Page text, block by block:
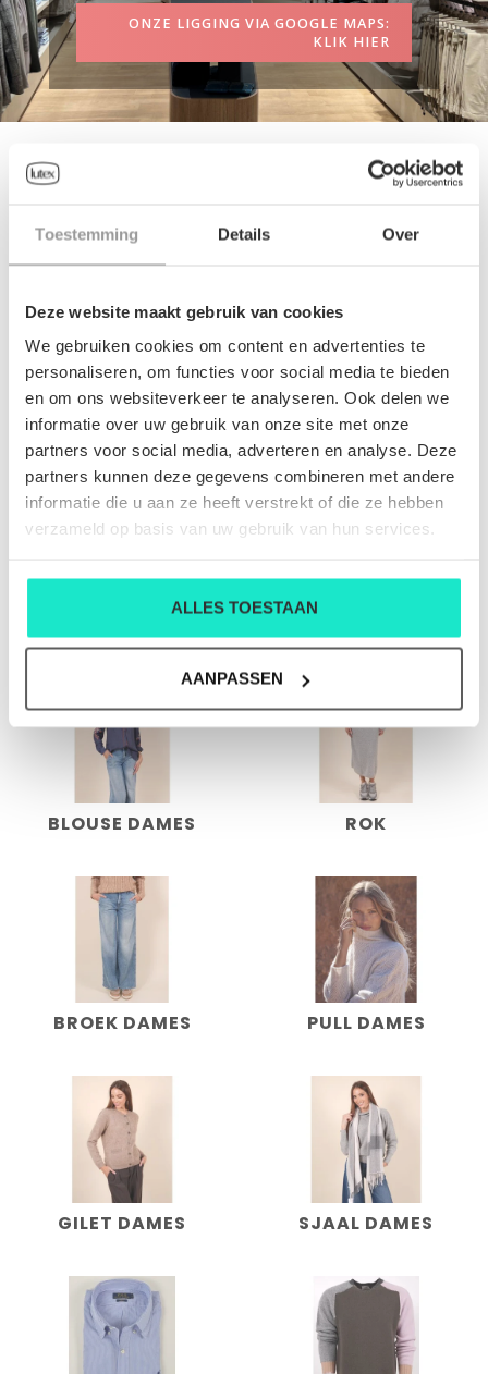
Toestemming Details Over
Deze website maakt gebruik van cookies
We gebruiken cookies om content en advertenties te
personaliseren, om functies voor social media te bieden
en om ons websiteverkeer te analyseren. Ook delen we
informatie over uw gebruik van onze site met onze
partners voor social media, adverteren en analyse. Deze
partners kunnen deze gegevens combineren met andere
informatie die u aan ze heeft verstrekt of die ze hebben
verzameld op basis van uw gebruik van hun services.
ALLES TOESTAAN
AANPASSEN
ONZE LIGGING VIA GOOGLE MAPS:
KLIK HIER
SCHOEN DAMES JAS DAMES
ACCESSOIRES
BLOUSE DAMES ROK
BROEK DAMES PULL DAMES
GILET DAMES SJAAL DAMES